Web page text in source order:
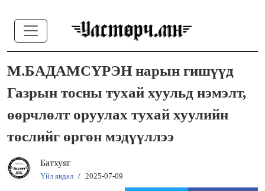
М.БАДАМСҮРЭН нарын гишүүд
Газрын тосны тухай хуульд нэмэлт,
өөрчлөлт оруулах тухай хуулийн
төслийг өргөн мэдүүллээ
Батхуяг
Үйл явдал / 2025-07-09